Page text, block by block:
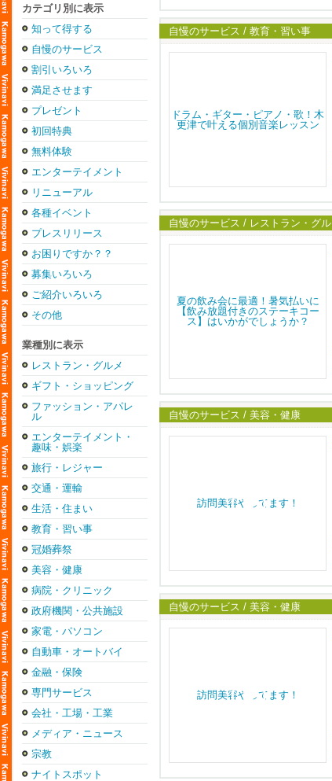
カテゴリ別に表示
知って得する
自慢のサービス
割引いろいろ
満足させます
プレゼント
初回特典
無料体験
エンターテイメント
リニューアル
各種イベント
プレスリリース
お困りですか？？
募集いろいろ
ご紹介いろいろ
その他
業種別に表示
レストラン・グルメ
ギフト・ショッピング
ファッション・アパレ
ル
エンターテイメント・
趣味・娯楽
旅行・レジャー
交通・運輸
生活・住まい
教育・習い事
冠婚葬祭
美容・健康
病院・クリニック
政府機関・公共施設
家電・パソコン
自動車・オートバイ
金融・保険
専門サービス
会社・工場・工業
メディア・ニュース
宗教
ナイトスポット
自慢のサービス / 教育・習い事
自慢のサービス / レストラン・グル
自慢のサービス / 美容・健康
自慢のサービス / 美容・健康